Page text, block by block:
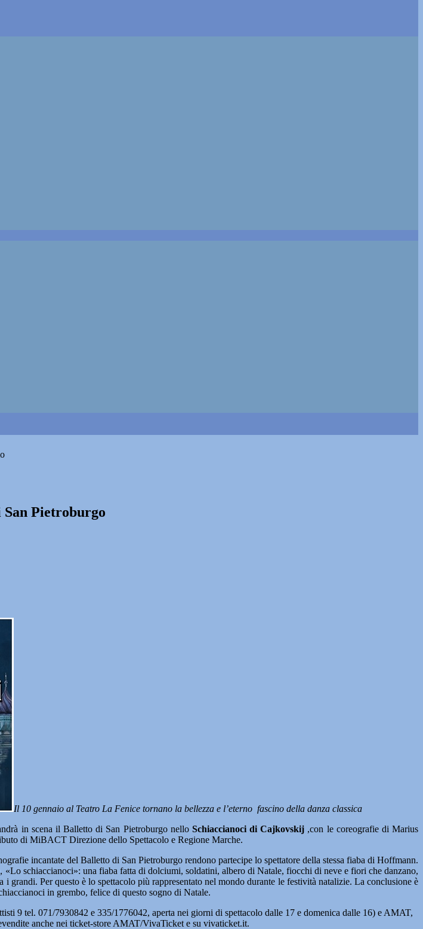
Pietroburgo
Il 10 gennaio al Teatro La Fenice tornano la bellezza e l’eterno fascino della danza classica
in scena il Balletto di San Pietroburgo nelloSchiaccianoci di Cajkovskij ,con le coreografie di Marius
di MiBACT Direzione dello Spettacolo e Regione Marche.
incantate del Balletto di San Pietroburgo rendono partecipe lo spettatore della stessa fiaba di Hoffmann.
«Lo schiaccianoci»: una fiaba fatta di dolciumi, soldatini, albero di Natale, fiocchi di neve e fiori che danzano,
Per questo è lo spettacolo più rappresentato nel mondo durante le festività natalizie. La conclusione è
in grembo, felice di questo sogno di Natale.
9 tel. 071/7930842 e 335/1776042, aperta nei giorni di spettacolo dalle 17 e domenica dalle 16) e AMAT,
anche nei ticket-store AMAT/VivaTicket e su vivaticket.it.